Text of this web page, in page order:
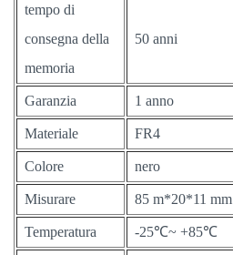
tempo di
consegna della
memoria
50 anni
Garanzia 1 anno
Materiale FR4
Colore nero
Misurare 85 m*20*11 mm
Temperatura -25℃~ +85℃